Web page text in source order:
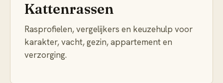
Kattenrassen
Rasprofielen, vergelijkers en keuzehulp voor
karakter, vacht, gezin, appartement en
verzorging.